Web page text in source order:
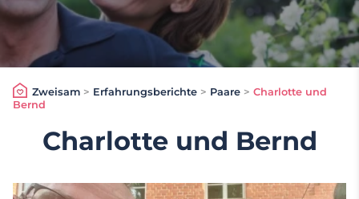
Zweisam> Erfahrungsberichte > Paare > Charlotte und
Bernd
Charlotte und Bernd